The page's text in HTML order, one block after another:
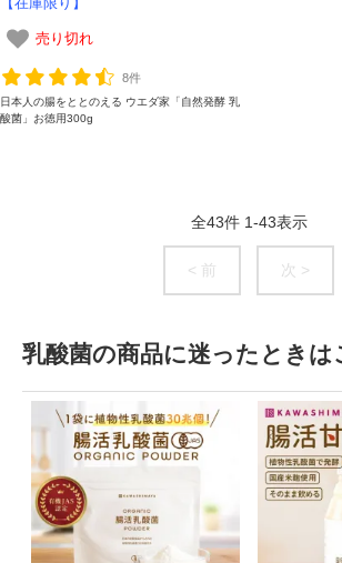
売り切れ
8件
日本人の腸をととのえる ウエダ家「自然発酵 乳
酸菌」お徳用300g
全43件 1-43表示
< 前 次 >
乳酸菌の商品に迷ったときは